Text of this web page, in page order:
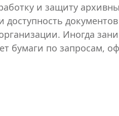
и защиту
доступность
Иногда
бумаги по запросам,